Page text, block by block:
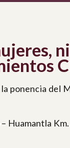
ponencia
Huamantla